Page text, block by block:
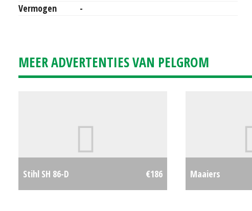
Vermogen
-
MEER ADVERTENTIES VAN PELGROM
Stihl SH 86-D €186 Maaiers